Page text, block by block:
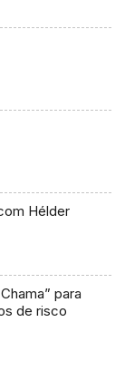
Hélder
para
de risco